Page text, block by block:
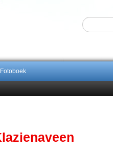
Fotoboek